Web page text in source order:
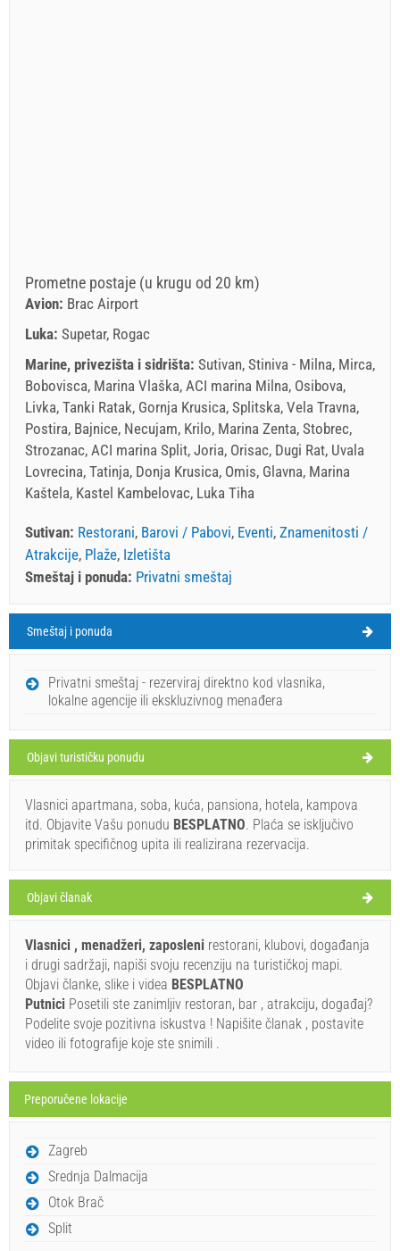
Prometne postaje (u krugu od 20 km)
Avion: Brac Airport
Luka: Supetar, Rogac
Marine, privezišta i sidrišta: Sutivan, Stiniva - Milna, Mirca,
Bobovisca, Marina Vlaška, ACI marina Milna, Osibova,
Livka, Tanki Ratak, Gornja Krusica, Splitska, Vela Travna,
Postira, Bajnice, Necujam, Krilo, Marina Zenta, Stobrec,
Strozanac, ACI marina Split, Joria, Orisac, Dugi Rat, Uvala
Lovrecina, Tatinja, Donja Krusica, Omis, Glavna, Marina
Kaštela, Kastel Kambelovac, Luka Tiha
Sutivan: Restorani, Barovi / Pabovi, Eventi, Znamenitosti /
Atrakcije, Plaže, Izletišta
Smeštaj i ponuda: Privatni smeštaj
Sutivan Vreme
ČETVRTAK
Otok Brač
SUTIVAN
28°C
petak,
7.8.26. 29°C
subota,
8.8.26. 30°C vedro
nedelja,
9.8.26. 30°C
10.8.26.
utorak,
11.8.26.
Uvati vitar (Event) Sutivan
E-mail: info@uvati-vitar.hr
PRIKAŽI NA MAPI
PROČITAJ VIŠE / KOMENTIRAJ
Ivan Nane (Holiday-Link.Com)
Obavezno posetiti(/)
Smeštaj i ponuda
Privatni smeštaj - rezerviraj direktno kod vlasnika,
lokalne agencije ili ekskluzivnog menađera
Objavi turističku ponudu
Vlasnici apartmana, soba, kuća, pansiona, hotela, kampova
itd. Objavite Vašu ponudu BESPLATNO. Plaća se isključivo
primitak specifičnog upita ili realizirana rezervacija.
Objavi članak
Vlasnici , menadžeri, zaposleni restorani, klubovi, događanja
i drugi sadržaji, napiši svoju recenziju na turističkoj mapi.
Objavi članke, slike i videa BESPLATNO
Putnici Posetili ste zanimljiv restoran, bar , atrakciju, događaj?
Podelite svoje pozitivna iskustva ! Napišite članak , postavite
video ili fotografije koje ste snimili .
Preporučene lokacije
Zagreb
Srednja Dalmacija
Otok Brač
Split